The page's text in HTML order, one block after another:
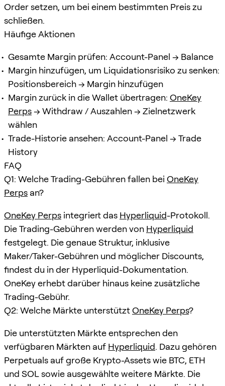
Order setzen, um bei einem bestimmten Preis zu
schließen.
Häufige Aktionen
Gesamte Margin prüfen: Account-Panel → Balance
Margin hinzufügen, um Liquidationsrisiko zu senken:
Positionsbereich → Margin hinzufügen
Margin zurück in die Wallet übertragen: OneKey
Perps→ Withdraw / Auszahlen → Zielnetzwerk
wählen
Trade-Historie ansehen: Account-Panel → Trade
History
FAQ
Q1: Welche Trading-Gebühren fallen bei OneKey
Perps an?
OneKey Perps integriert das Hyperliquid-Protokoll.
Die Trading-Gebühren werden von Hyperliquid
festgelegt. Die genaue Struktur, inklusive
Maker/Taker-Gebühren und möglicher Discounts,
findest du in der Hyperliquid-Dokumentation.
OneKey erhebt darüber hinaus keine zusätzliche
Trading-Gebühr.
Q2: Welche Märkte unterstütztOneKey Perps?
Die unterstützten Märkte entsprechen den
verfügbaren Märkten auf Hyperliquid. Dazu gehören
Perpetuals auf große Krypto-Assets wie BTC, ETH
und SOL sowie ausgewählte weitere Märkte. Die